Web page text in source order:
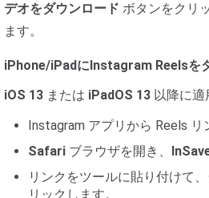
デオをダウンロード ボタンをクリ
ます。
iPhone/iPadにInstagram Reelsを
iOS 13 または iPadOS 13 以降に適
Instagram アプリから Reels リ
Safari ブラウザを開き、
リンクをツールに貼り付けて、
リックします。